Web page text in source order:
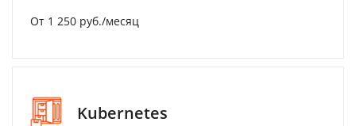
От 1 250 руб./месяц
Kubernetes